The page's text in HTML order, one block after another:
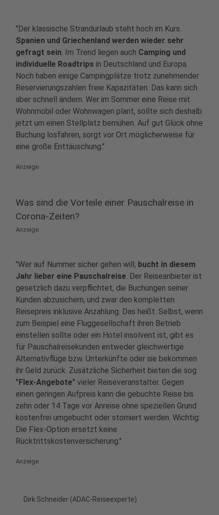
"Der klassische Strandurlaub steht hoch im Kurs.
Spanien und Griechenland werden wieder sehr
gefragt sein. Im Trend liegen auch Camping und
individuelle Roadtrips in Deutschland und Europa.
Noch haben einige Campingplätze trotz zunehmender
Reservierungszahlen freie Kapazitäten. Das kann sich
aber schnell ändern. Wer im Sommer eine Reise mit
Wohnmobil oder Wohnwagen plant, sollte sich deshalb
jetzt um einen Stellplatz bemühen. Auf gut Glück ohne
Buchung losfahren, sorgt vor Ort möglicherweise für
eine große Enttäuschung."
Anzeige
Was sind die Vorteile einer Pauschalreise in
Corona-Zeiten?
Anzeige
"Wer auf Nummer sicher gehen will, bucht in diesem
Jahr lieber eine Pauschalreise. Der Reiseanbieter ist
gesetzlich dazu verpflichtet, die Buchungen seiner
Kunden abzusichern, und zwar den kompletten
Reisepreis inklusive Anzahlung. Das heißt: Selbst, wenn
zum Beispiel eine Fluggesellschaft ihren Betrieb
einstellen sollte oder ein Hotel insolvent ist, gibt es
für Pauschalreisekunden entweder gleichwertige
Alternativflüge bzw. Unterkünfte oder sie bekommen
ihr Geld zurück. Zusätzliche Sicherheit bieten die sog.
"Flex-Angebote" vieler Reiseveranstalter. Gegen
einen geringen Aufpreis kann die gebuchte Reise bis
zehn oder 14 Tage vor Anreise ohne speziellen Grund
kostenfrei umgebucht oder storniert werden. Wichtig:
Die Flex-Option ersetzt keine
Rücktrittskostenversicherung."
Anzeige
Dirk Schneider (ADAC-Reiseexperte)